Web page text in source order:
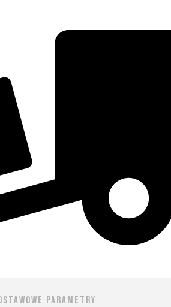
parametry